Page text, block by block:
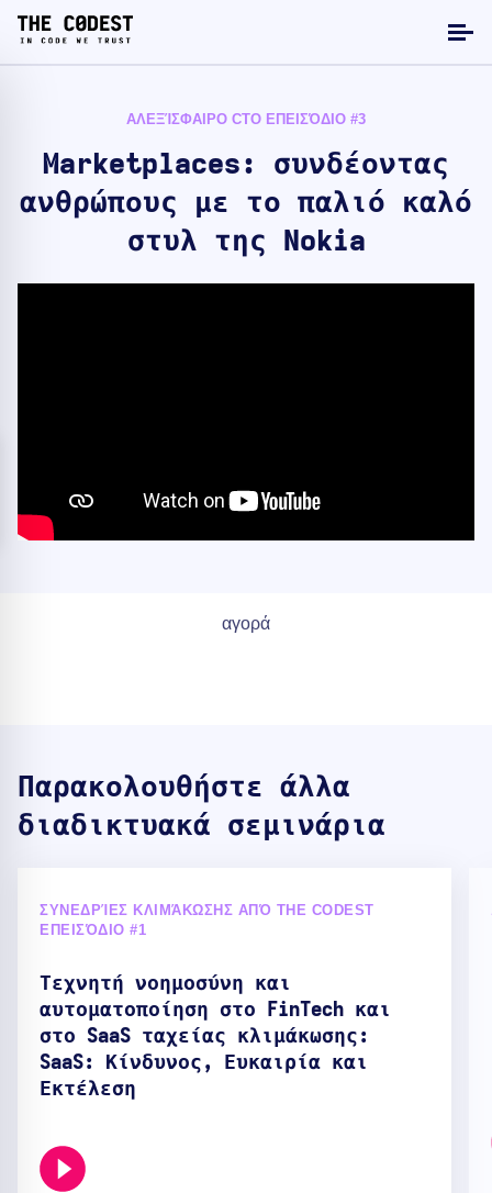
ΑΛΕΞΊΣΦΑΙΡΟ CTO ΕΠΕΙΣΌΔΙΟ #3
Marketplaces: συνδέοντας
ανθρώπους με το παλιό καλό
στυλ της Nokia
αγορά
Παρακολουθήστε άλλα
διαδικτυακά σεμινάρια
ΣΥΝΕΔΡΊΕΣ ΚΛΙΜΆΚΩΣΗΣ ΑΠΌ THE CODEST
ΕΠΕΙΣΌΔΙΟ #1
Τεχνητή νοημοσύνη και
αυτοματοποίηση στο FinTech και
στο SaaS ταχείας κλιμάκωσης:
SaaS: Κίνδυνος, Ευκαιρία και
Εκτέλεση